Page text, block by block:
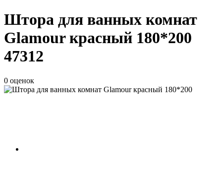
Штора для ванных комнат
Glamour красный 180*200
47312
0 оценок